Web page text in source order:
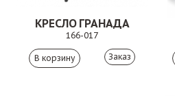
КРЕСЛО ГРАНАДА
166-017
Заказ